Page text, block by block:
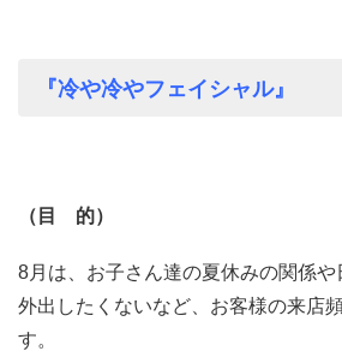
『冷や冷やフェイシャル』
（目 的）
8月は、お子さん達の夏休みの関係や
外出したくないなど、お客様の来店
す。